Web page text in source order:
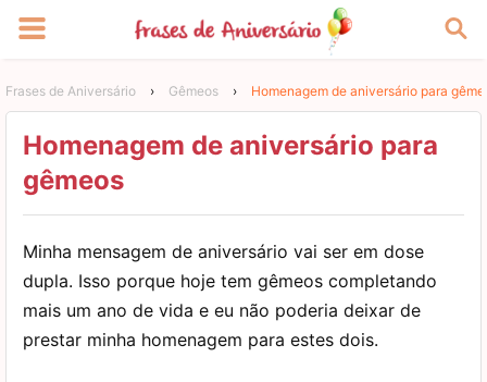
Frases de Aniversário › Gêmeos › Homenagem de aniversário para
Homenagem de aniversário para
gêmeos
Minha mensagem de aniversário vai ser em dose
dupla. Isso porque hoje tem gêmeos completando
mais um ano de vida e eu não poderia deixar de
prestar minha homenagem para estes dois.